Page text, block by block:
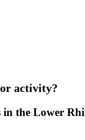
activity?
in the Lower